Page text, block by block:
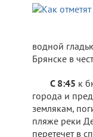
водной
Брянске в
С 8:45 к
города и
землякам,
пляже реки
перетечет в